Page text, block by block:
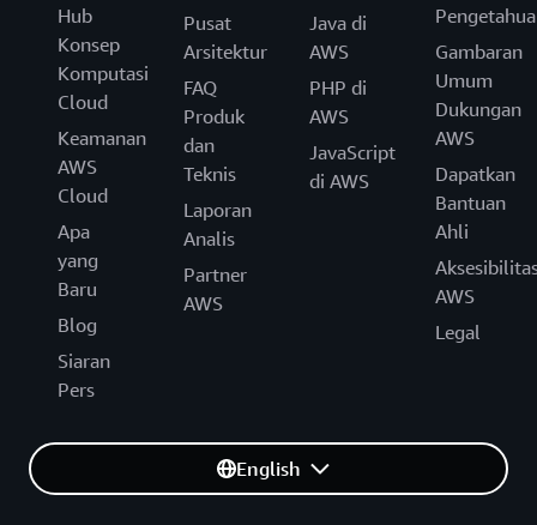
Hub
Konsep
Komputasi
Cloud
Keamanan
AWS
Cloud
Apa
yang
Baru
Blog
Siaran
Pers
Pusat
Arsitektur
FAQ
Produk
dan
Teknis
Laporan
Analis
Partner
AWS
Java di
AWS
PHP di
AWS
JavaScript
di AWS
Gambaran
Umum
Dukungan
AWS
Dapatkan
Bantuan
Ahli
AWS
Legal
English